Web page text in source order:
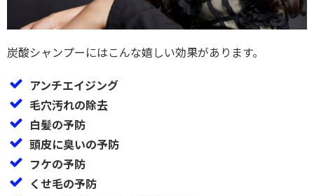
炭酸シャンプーにはこんな嬉しい効果があります。
アンチエイジング
毛穴汚れの除去
白髪の予防
頭皮に臭いの予防
フケの予防
くせ毛の予防